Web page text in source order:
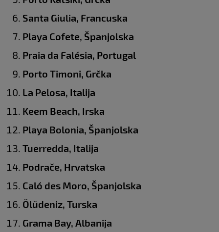
Santa Giulia, Francuska
Playa Cofete, Španjolska
Praia da Falésia, Portugal
Porto Timoni, Grčka
La Pelosa, Italija
Keem Beach, Irska
Playa Bolonia, Španjolska
Tuerredda, Italija
Podrače, Hrvatska
Caló des Moro, Španjolska
Ölüdeniz, Turska
Grama Bay, Albanija